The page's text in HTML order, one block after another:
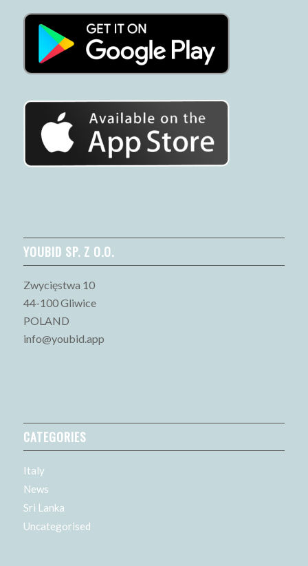
YOUBID SP. Z O.O.
Zwycięstwa 10
44-100 Gliwice
POLAND
info@youbid.app
CATEGORIES
Italy
News
Sri Lanka
Uncategorised